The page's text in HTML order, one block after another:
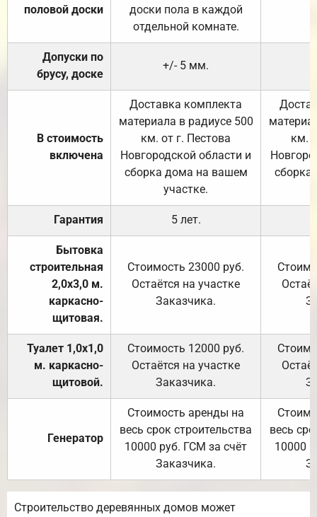
половой доски
доски пола в каждой
отдельной комнате.
Допуски по
брусу, доске
+/- 5 мм.
В стоимость
включена
Доставка комплекта
материала в радиусе 500
км. от г. Пестова
Новгородской области и
сборка дома на вашем
участке.
км.
Гарантия 5 лет.
Бытовка
строительная
2,0х3,0 м.
каркасно-
щитовая.
Стоимость 23000 руб.
Остаётся на участке
Заказчика.
Туалет 1,0х1,0
м. каркасно-
щитовой.
Стоимость 12000 руб.
Остаётся на участке
Заказчика.
Генератор
Стоимость аренды на
весь срок строительства
10000 руб. ГСМ за счёт
Заказчика.
весь
10000
Строительство деревянных домов может